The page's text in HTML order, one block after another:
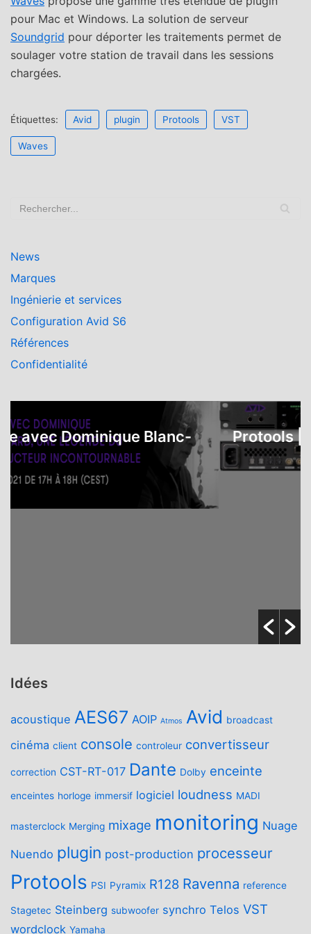
pour Mac et Windows. La solution de serveur
Soundgrid pour déporter les traitements permet de
soulager votre station de travail dans les sessions
chargées.
Étiquettes: Avid plugin Protools VST
Waves
News
Marques
Ingénierie et services
Configuration Avid S6
Références
Confidentialité
Dominique Blanc- Protools |
Idées
acoustique AES67 AOIP Atmos Avid broadcast
cinéma client console controleur convertisseur
correction CST-RT-017 Dante Dolby enceinte
enceintes horloge immersif logiciel loudness MADI
masterclock Merging mixage monitoring Nuage
Nuendo plugin post-production processeur
Protools PSI Pyramix R128 Ravenna reference
Stagetec Steinberg subwoofer synchro Telos VST
wordclock Yamaha